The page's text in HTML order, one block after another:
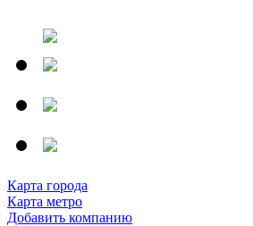
Карта города
Карта метро
Добавить компанию